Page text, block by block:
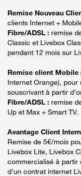
Remise Nouveau
clients Internet +
Fibre/ADSL : remise
Classic et Livebox
pendant 12 mois sur
Remise client Mobile
Internet Orange),
souscrivant à partir
Fibre/ADSL : remise
Up et Max + Smart TV.
Avantage Client
Remise de 5€/mois
Livebox Lite, Livebox
commercialisé à partir
d’un contrat internet